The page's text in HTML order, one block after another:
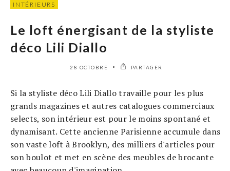
INTÉRIEURS
Le loft énergisant de la styliste
déco Lili Diallo
28 OCTOBRE PARTAGER
Si la styliste déco Lili Diallo travaille pour les plus
grands magazines et autres catalogues commerciaux
selects, son intérieur est pour le moins spontané et
dynamisant. Cette ancienne Parisienne accumule dans
son vaste loft à Brooklyn, des milliers d'articles pour
son boulot et met en scène des meubles de brocante